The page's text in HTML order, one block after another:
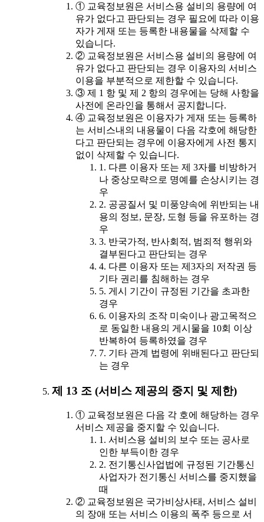
① 교육정보원은 서비스용 설비의 용량에 여
유가 없다고 판단되는 경우 필요에 따라 이용
자가 게재 또는 등록한 내용물을 삭제할 수
있습니다.
② 교육정보원은 서비스용 설비의 용량에 여
유가 없다고 판단되는 경우 이용자의 서비스
이용을 부분적으로 제한할 수 있습니다.
③ 제 1 항 및 제 2 항의 경우에는 당해 사항을
사전에 온라인을 통해서 공지합니다.
④ 교육정보원은 이용자가 게재 또는 등록하
는 서비스내의 내용물이 다음 각호에 해당한
다고 판단되는 경우에 이용자에게 사전 통지
없이 삭제할 수 있습니다.
1. 다른 이용자 또는 제 3자를 비방하거
나 중상모략으로 명예를 손상시키는 경
우
2. 공공질서 및 미풍양속에 위반되는 내
용의 정보, 문장, 도형 등을 유포하는 경
우
3. 반국가적, 반사회적, 범죄적 행위와
결부된다고 판단되는 경우
4. 다른 이용자 또는 제3자의 저작권 등
기타 권리를 침해하는 경우
5. 게시 기간이 규정된 기간을 초과한
경우
6. 이용자의 조작 미숙이나 광고목적으
로 동일한 내용의 게시물을 10회 이상
반복하여 등록하였을 경우
7. 기타 관계 법령에 위배된다고 판단되
는 경우
제 13 조 (서비스 제공의 중지 및 제한)
① 교육정보원은 다음 각 호에 해당하는 경우
서비스 제공을 중지할 수 있습니다.
1. 서비스용 설비의 보수 또는 공사로
인한 부득이한 경우
2. 전기통신사업법에 규정된 기간통신
사업자가 전기통신 서비스를 중지했을
때
② 교육정보원은 국가비상사태, 서비스 설비
의 장애 또는 서비스 이용의 폭주 등으로 서